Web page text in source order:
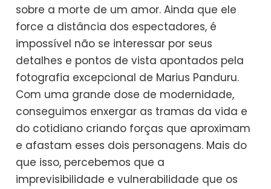
sobre a morte de um amor. Ainda que ele
force a distância dos espectadores, é
impossível não se interessar por seus
detalhes e pontos de vista apontados pela
fotografia excepcional de Marius Panduru.
Com uma grande dose de modernidade,
conseguimos enxergar as tramas da vida e
do cotidiano criando forças que aproximam
e afastam esses dois personagens. Mais do
que isso, percebemos que a
imprevisibilidade e vulnerabilidade que os